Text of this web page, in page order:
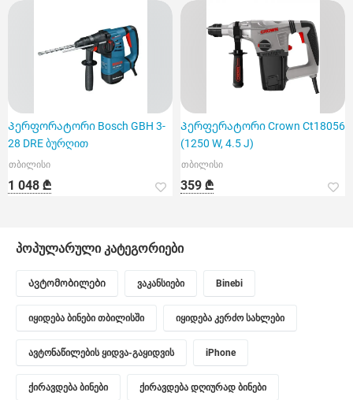
Პერფორატორი Bosch GBH 3-
28 DRE ბურღით
თბილისი
1 048 ₾
Პერფერატორი Crown Ct18056
(1250 W, 4.5 J)
თბილისი
359 ₾
პოპულარული კატეგორიები
Ავტომობილები ვაკანსიები Binebi
იყიდება ბინები თბილისში იყიდება კერძო სახლები
ავტონაწილების ყიდვა-გაყიდვის iPhone
ქირავდება ბინები ქირავდება დღიურად ბინები